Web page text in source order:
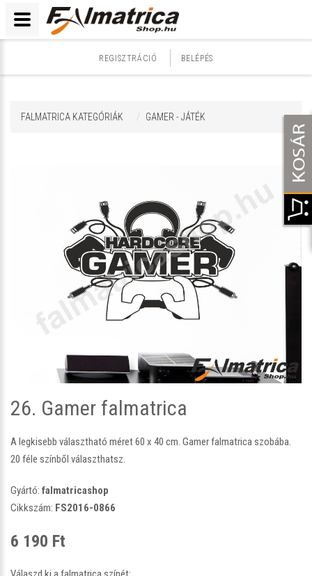
REGISZTRÁCIÓ BELÉPÉS
FALMATRICA KATEGÓRIÁK GAMER - JÁTÉK
26. Gamer falmatrica
A legkisebb választható méret 60 x 40 cm. Gamer falmatrica szobába.
20 féle színből választhatsz.
Gyártó: falmatricashop
Cikkszám: FS2016-0866
6 190 Ft